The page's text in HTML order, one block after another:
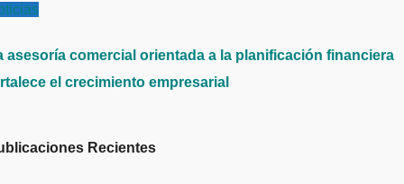
asesoría comercial orientada a la planificación financiera
el crecimiento empresarial
Recientes